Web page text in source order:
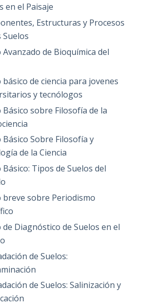
en el Paisaje
Estructuras y Procesos
Suelos
Avanzado de Bioquímica del
básico de ciencia para jovenes
y tecnólogos
Básico sobre Filosofía de la
Básico Sobre Filosofía y
de la Ciencia
Básico: Tipos de Suelos del
breve sobre Periodismo
de Diagnóstico de Suelos en el
de Suelos:
de Suelos: Salinización y